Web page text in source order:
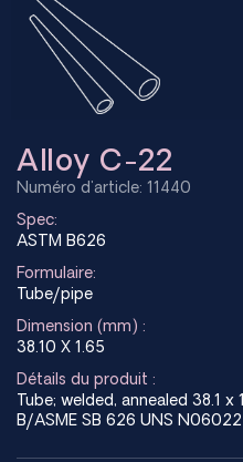
Alloy C-22
Numéro d'article: 11440
Spec:
ASTM B626
Formulaire:
Tube/pipe
Dimension (mm) :
38.10 X 1.65
Détails du produit :
Tube; welded, annealed 38.1
B/ASME SB 626 UNS N06022